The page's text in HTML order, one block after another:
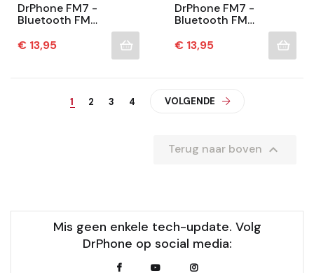
DrPhone FM7 -
Bluetooth FM
Transmitter – USB
Poort - Carkit
Autolader – Microfoon
Prijs
€ 13,95
DrPhone FM7 -
Bluetooth FM
Transmitter – USB
Poort/ Micro-SD & Aux
Prijs
€ 13,95
1 2 3 4 VOLGENDE
Terug naar boven 
Mis geen enkele tech-update. Volg
DrPhone op social media: